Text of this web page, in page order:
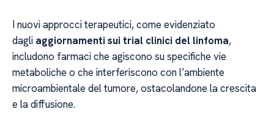
I nuovi approcci terapeutici, come evidenziato
dagli aggiornamenti sui trial clinici del linfoma,
includono farmaci che agiscono su specifiche vie
metaboliche o che interferiscono con l’ambiente
microambientale del tumore, ostacolandone la crescita
e la diffusione.